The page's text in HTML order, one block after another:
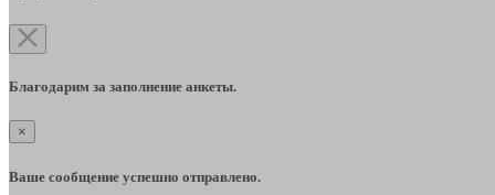
Благодарим за заполнение анкеты.
×
Ваше сообщение успешно отправлено.